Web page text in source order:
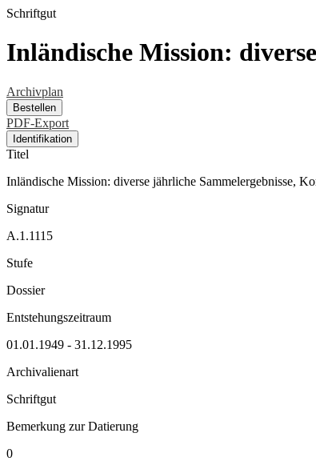
Schriftgut
Inländische Mission:
Archivplan
Bestellen
PDF-Export
Identifikation
Titel
Inländische Mission: diverse jährliche Sammelergebnisse,
Signatur
A.1.1115
Stufe
Dossier
Entstehungszeitraum
01.01.1949 - 31.12.1995
Archivalienart
Schriftgut
Bemerkung zur Datierung
0